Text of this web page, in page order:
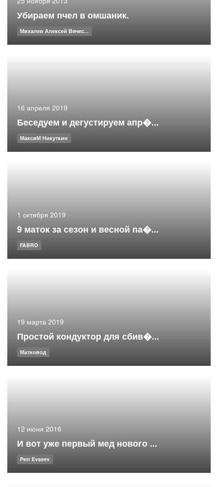
Убираем пчел в омшаник.
Михалев Алексей Вячес...
16 апреля 2019
Беседуем и дегустируем апр�...
МаксиМ Никуткин
1 октября 2019
9 маток за сезон и весной па�...
FABRO
19 марта 2019
Простой кондуктор для сбив�...
Матковод
12 июня 2016
И вот уже первый мед нового ...
Petr Evseev